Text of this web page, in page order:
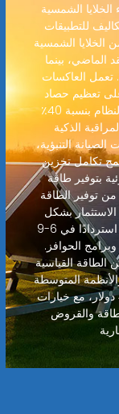
الشمسية
للتطبيقات
الخلايا الشمسية
من 28٪ في العقد الماضي، بينما
انخفضت التكاليف بنسبة 88٪ منذ عام 2012. تعمل العاكسات
تعظيم حصاد
الطاقة من كل محطة، مما يزيد من إخراج النظام بنسبة 40٪
الذكية
التنبؤية،
التشغيلية بنسبة 45٪. يسمح تكامل تخزين
بتوفير طاقة
توفير الطاقة
الاستثمار بشكل
كبير، حيث تحقق مشاريع تخزين الطاقة عادةً استردادًا في 6-9
الحوافز.
الطاقة القياسية
من 85،000 دولار والأنظمة المتوسطة
(600 كيلوواط-2.5 ميجاواط) من 420،000 دولار، مع خيارات
والقروض